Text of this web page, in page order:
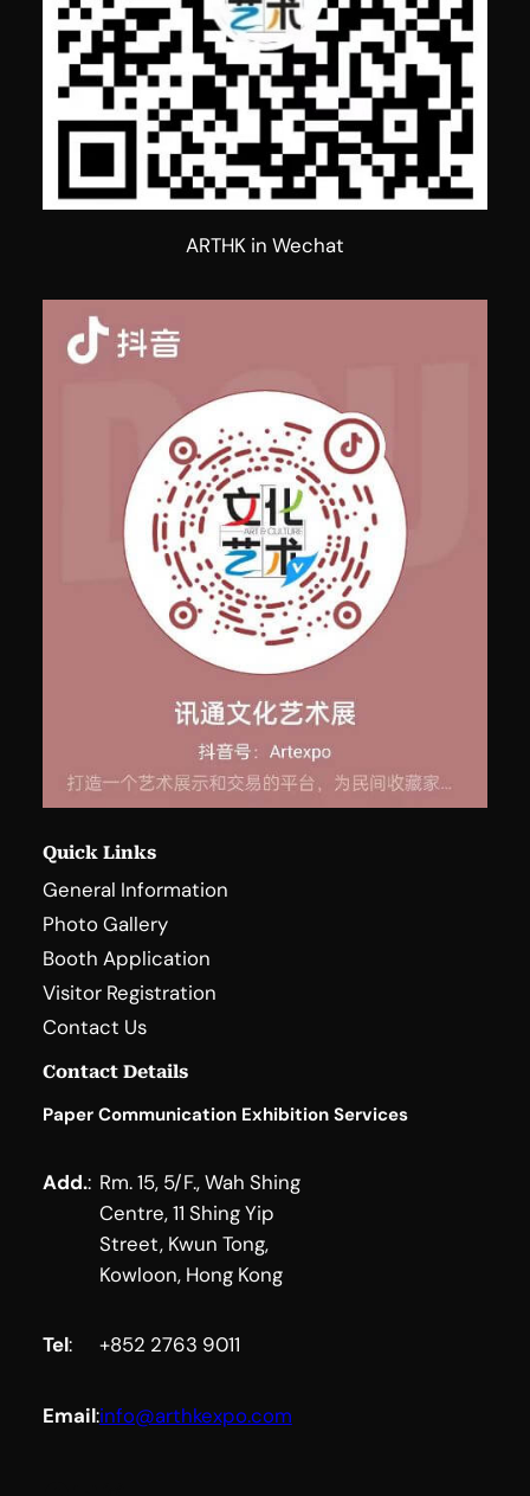
ARTHK in Wechat
Quick Links
General Information
Photo Gallery
Booth Application
Visitor Registration
Contact Us
Contact Details
Paper Communication Exhibition Services
Add.: Rm. 15, 5/F., Wah Shing
Centre, 11 Shing Yip
Street, Kwun Tong,
Kowloon, Hong Kong
Tel: +852 2763 9011
Email:info@arthkexpo.com